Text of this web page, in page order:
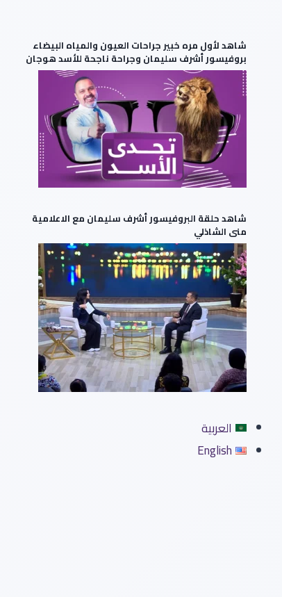
شاهد لأول مره خبير جراحات العيون والمياه البيضاء
بروفيسور أشرف سليمان وجراحة ناجحة للأسد هوجان
شاهد حلقة البروفيسور أشرف سليمان مع الاعلامية
منى الشاذلي
العربية
English